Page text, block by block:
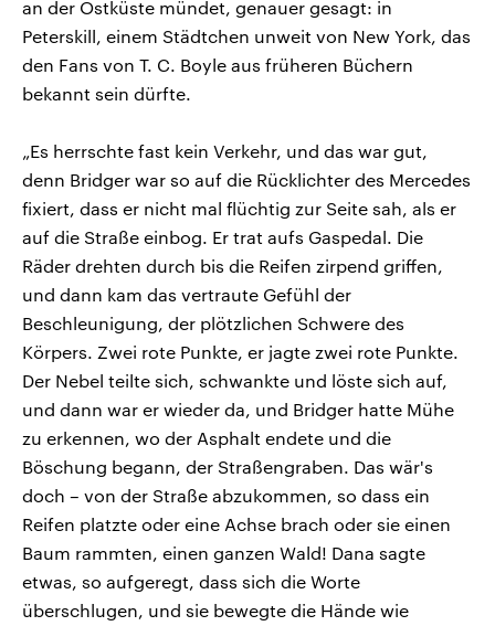
an der Ostküste mündet, genauer gesagt: in
Peterskill, einem Städtchen unweit von New York, das
den Fans von T. C. Boyle aus früheren Büchern
bekannt sein dürfte.
„Es herrschte fast kein Verkehr, und das war gut,
denn Bridger war so auf die Rücklichter des Mercedes
fixiert, dass er nicht mal flüchtig zur Seite sah, als er
auf die Straße einbog. Er trat aufs Gaspedal. Die
Räder drehten durch bis die Reifen zirpend griffen,
und dann kam das vertraute Gefühl der
Beschleunigung, der plötzlichen Schwere des
Körpers. Zwei rote Punkte, er jagte zwei rote Punkte.
Der Nebel teilte sich, schwankte und löste sich auf,
und dann war er wieder da, und Bridger hatte Mühe
zu erkennen, wo der Asphalt endete und die
Böschung begann, der Straßengraben. Das wär's
doch – von der Straße abzukommen, so dass ein
Reifen platzte oder eine Achse brach oder sie einen
Baum rammten, einen ganzen Wald! Dana sagte
etwas, so aufgeregt, dass sich die Worte
überschlugen, und sie bewegte die Hände wie